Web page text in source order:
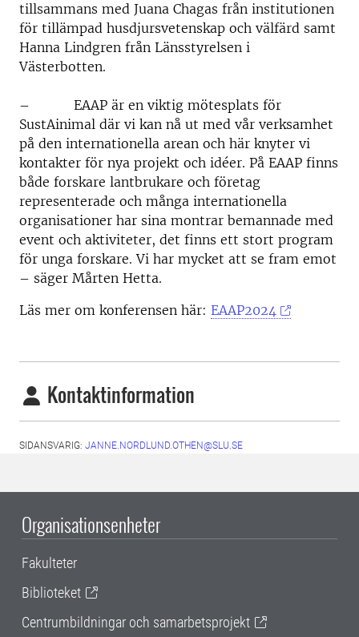
tillsammans med Juana Chagas från institutionen
för tillämpad husdjursvetenskap och välfärd samt
Hanna Lindgren från Länsstyrelsen i
Västerbotten.
– EAAP är en viktig mötesplats för
SustAinimal där vi kan nå ut med vår verksamhet
på den internationella arean och här knyter vi
kontakter för nya projekt och idéer. På EAAP finns
både forskare lantbrukare och företag
representerade och många internationella
organisationer har sina montrar bemannade med
event och aktiviteter, det finns ett stort program
för unga forskare. Vi har mycket att se fram emot
– säger Mårten Hetta.
Läs mer om konferensen här: EAAP2024
Kontaktinformation
SIDANSVARIG: JANNE.NORDLUND.OTHEN@SLU.SE
Organisationsenheter
Fakulteter
Biblioteket
Centrumbildningar och samarbetsprojekt